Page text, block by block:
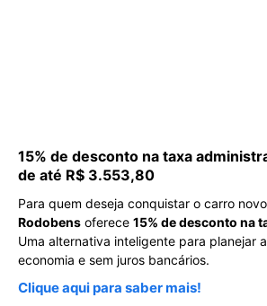
15% de desconto na taxa
de até R$ 3.553,80
Para quem deseja conquistar o carro
Rodobens oferece 15% de desconto na
Uma alternativa inteligente para planejar
economia e sem juros bancários.
Clique aqui para saber mais!